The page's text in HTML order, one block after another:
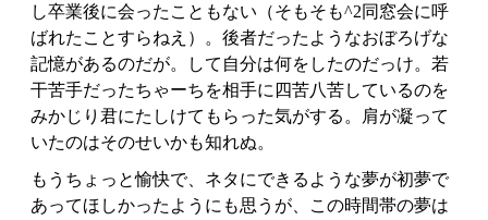
し卒業後に会ったこともない（そもそも^2同窓会に呼
ばれたことすらねえ）。後者だったようなおぼろげな
記憶があるのだが。して自分は何をしたのだっけ。若
干苦手だったちゃーちを相手に四苦八苦しているのを
みかじり君にたしけてもらった気がする。肩が凝って
いたのはそのせいかも知れぬ。
もうちょっと愉快で、ネタにできるような夢が初夢で
あってほしかったようにも思うが、この時間帯の夢は